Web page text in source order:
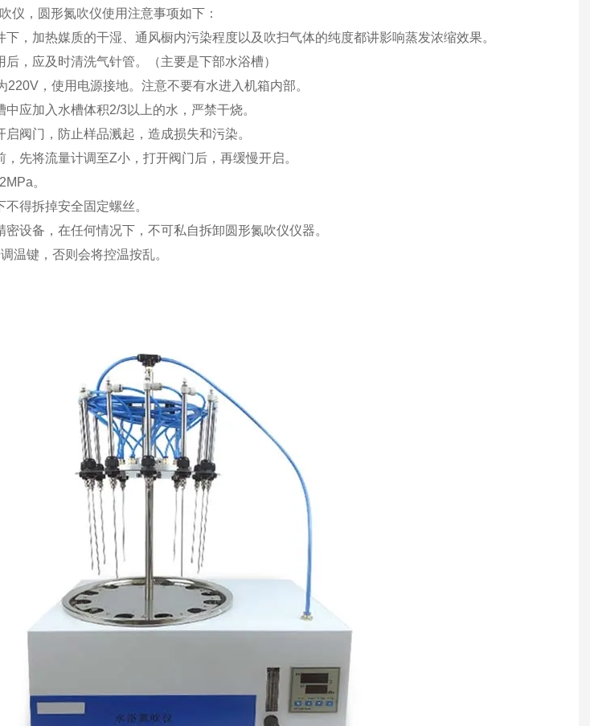
仪，圆形氮吹仪使用注意事项如下：
，加热媒质的干湿、通风橱内污染程度以及吹扫气体的纯度都讲影响蒸发浓缩效果。
，应及时清洗气针管。（主要是下部水浴槽）
，使用电源接地。注意不要有水进入机箱内部。
应加入水槽体积2/3以上的水，严禁干烧。
阀门，防止样品溅起，造成损失和污染。
先将流量计调至Z小，打开阀门后，再缓慢开启。
。
得拆掉安全固定螺丝。
设备，在任何情况下，不可私自拆卸圆形氮吹仪仪器。
温键，否则会将控温按乱。